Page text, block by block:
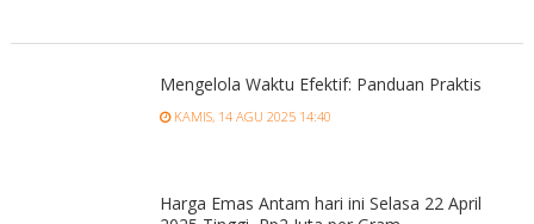
Mengelola Waktu Efektif: Panduan Praktis
KAMIS, 14 AGU 2025 14:40
Harga Emas Antam hari ini Selasa 22 April